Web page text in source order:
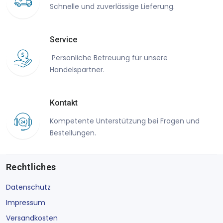
Schnelle und zuverlässige Lieferung.
Service
Persönliche Betreuung für unsere
Handelspartner.
Kontakt
Kompetente Unterstützung bei Fragen und
Bestellungen.
Rechtliches
Datenschutz
Impressum
Versandkosten